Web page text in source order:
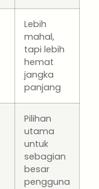
Lebih
mahal,
tapi lebih
hemat
jangka
panjang
Pilihan
utama
untuk
sebagian
besar
pengguna